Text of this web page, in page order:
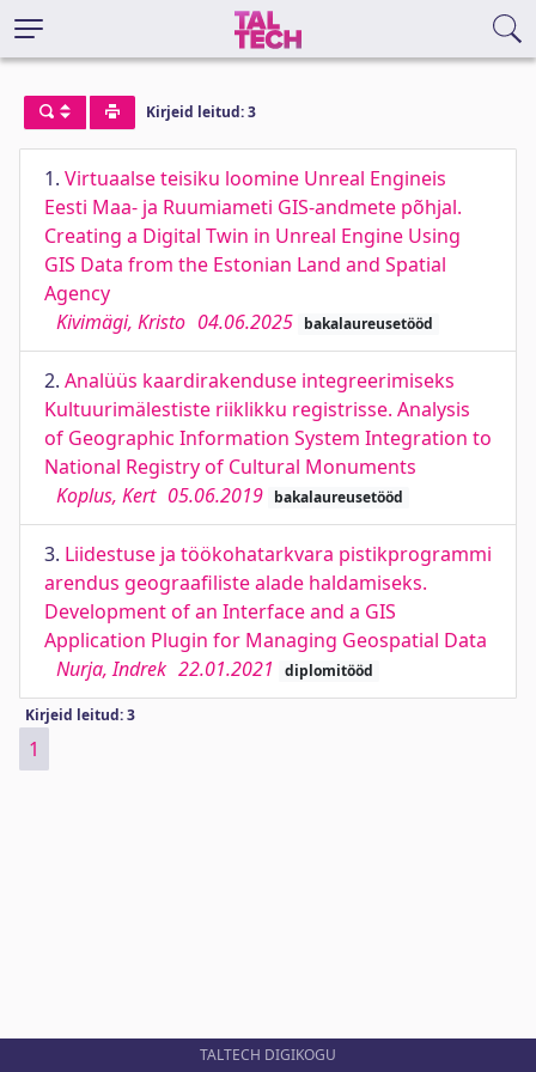
Kirjeid leitud: 3
1. Virtuaalse teisiku loomine Unreal Engineis
Eesti Maa- ja Ruumiameti GIS-andmete põhjal.
Creating a Digital Twin in Unreal Engine Using
GIS Data from the Estonian Land and Spatial
Agency
Kivimägi, Kristo 04.06.2025 bakalaureusetööd
2. Analüüs kaardirakenduse integreerimiseks
Kultuurimälestiste riiklikku registrisse. Analysis
of Geographic Information System Integration to
National Registry of Cultural Monuments
Koplus, Kert 05.06.2019 bakalaureusetööd
3. Liidestuse ja töökohatarkvara pistikprogrammi
arendus geograafiliste alade haldamiseks.
Development of an Interface and a GIS
Application Plugin for Managing Geospatial Data
Nurja, Indrek 22.01.2021 diplomitööd
Kirjeid leitud: 3
1
TALTECH DIGIKOGU